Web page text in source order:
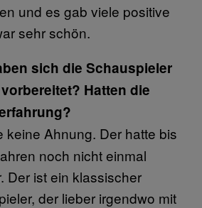
und es gab viele positive
sehr schön.
sich die Schauspieler
Hatten die
keine Ahnung. Der hatte bis
noch nicht einmal
Der ist ein klassischer
der lieber irgendwo mit